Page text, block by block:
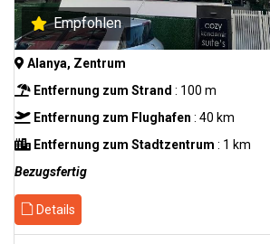
Empfohlen
Alanya, Zentrum
Entfernung zum Strand : 100 m
Entfernung zum Flughafen : 40 km
Entfernung zum Stadtzentrum : 1 km
Bezugsfertig
Details